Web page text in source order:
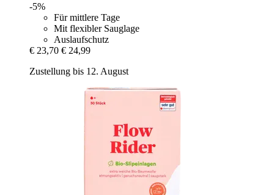
-5%
Für mittlere Tage
Mit flexibler Sauglage
Auslaufschutz
€ 23,70 € 24,99
Zustellung bis 12. August